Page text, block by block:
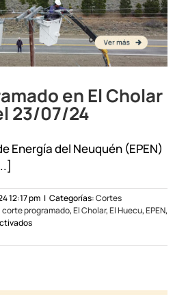
en El Cholar
23/07/24
Energía del Neuquén (EPEN)
12:17 pm | Categorías:Cortes
corte programado,El Cholar,El Huecu,EPEN,
en
programado